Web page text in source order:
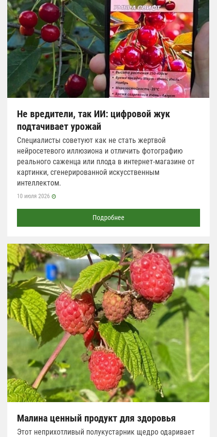
Не вредители, так ИИ: цифровой жук
подтачивает урожай
Специалисты советуют как не стать жертвой
нейросетевого иллюзиона и отличить фотографию
реального саженца или плода в интернет-магазине от
картинки, сгенерированной искусственным
интеллектом.
10 июля 2026
Подробнее
Малина ценный продукт для здоровья
Этот неприхотливый полукустарник щедро одаривает